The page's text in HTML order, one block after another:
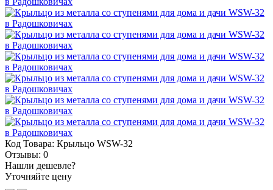
Код Товара: Крыльцо WSW-32
Отзывы: 0
Нашли дешевле?
Уточняйте цену